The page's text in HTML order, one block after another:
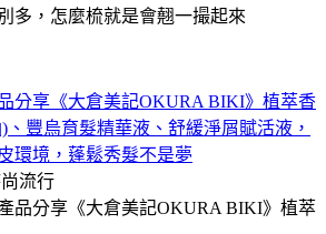
多，怎麼梳就是會翹一撮起來
分享《大倉美記OKURA BIKI》植萃香
豐烏育髮精華液、舒緩淨屑賦活液，
環境，蓬鬆秀髮不是夢
流行